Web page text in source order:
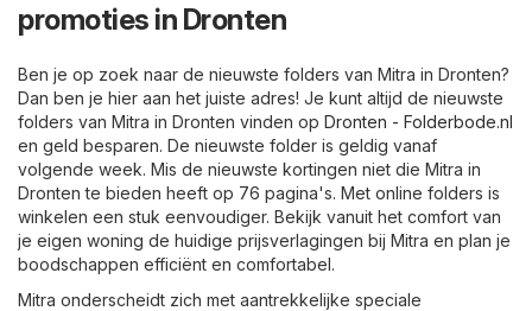
promoties in Dronten
Ben je op zoek naar de nieuwste folders van Mitra in Dronten?
Dan ben je hier aan het juiste adres! Je kunt altijd de nieuwste
folders van Mitra in Dronten vinden op Dronten - Folderbode.nl
en geld besparen. De nieuwste folder is geldig vanaf
volgende week. Mis de nieuwste kortingen niet die Mitra in
Dronten te bieden heeft op 76 pagina's. Met online folders is
winkelen een stuk eenvoudiger. Bekijk vanuit het comfort van
je eigen woning de huidige prijsverlagingen bij Mitra en plan je
boodschappen efficiënt en comfortabel.
Mitra onderscheidt zich met aantrekkelijke speciale